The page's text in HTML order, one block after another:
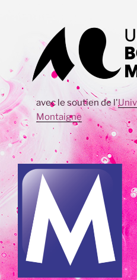
avec le soutien de l'
Montaigne